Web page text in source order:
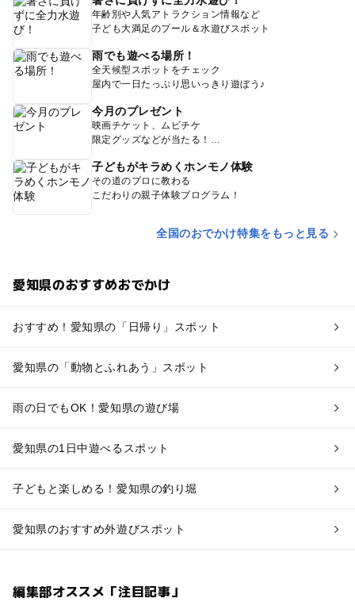
年齢別や人気アトラクション情報など
子ども大満足のプール＆水遊びスポット
雨でも遊べる場所！
全天候型スポットをチェック
屋内で一日たっぷり思いっきり遊ぼう♪
今月のプレゼント
映画チケット、ムビチケ
限定グッズなどが当たる！
子どもがキラめくホンモノ体験
その道のプロに教わる
こだわりの親子体験プログラム！
全国のおでかけ特集をもっと見る
愛知県のおすすめおでかけ
おすすめ！愛知県の「日帰り」スポット
愛知県の「動物とふれあう」スポット
雨の日でもOK！愛知県の遊び場
愛知県の1日中遊べるスポット
子どもと楽しめる！愛知県の釣り堀
愛知県のおすすめ外遊びスポット
編集部オススメ「注目記事」